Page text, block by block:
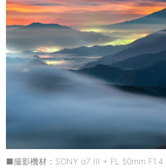
■撮影機材：SONY α7 III + FL 50mm F1.4